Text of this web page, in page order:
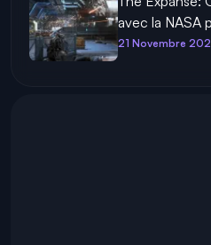
avec la NASA
21 Novembre